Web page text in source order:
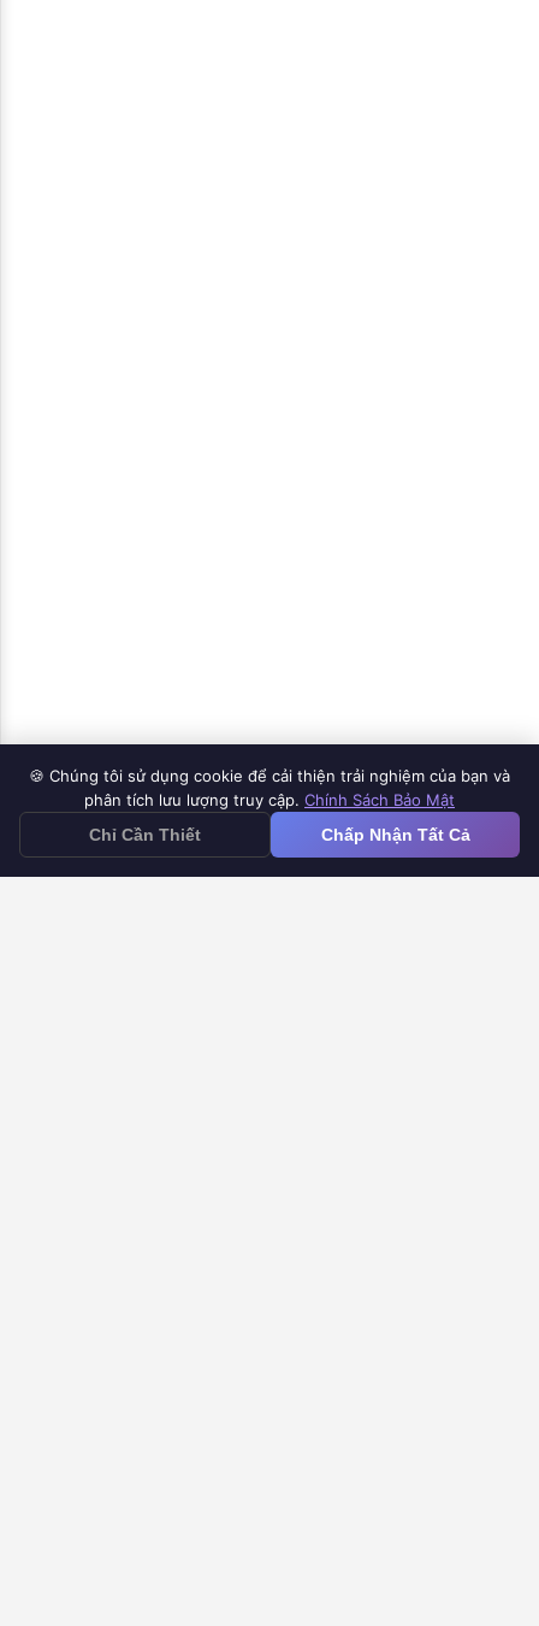
Sản Phẩm
Ứng Dụng Google Forms iOS
Google Forms to Doc
🍪 Chúng tôi sử dụng cookie để cải thiện trải nghiệm của bạn và
phân tích lưu lượng truy cập. Chính Sách Bảo Mật
Chỉ Cần Thiết
Chấp Nhận Tất Cả